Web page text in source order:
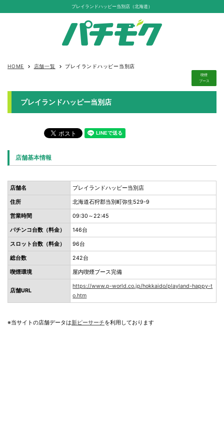
プレイランドハッピー当別店（北海道）
HOME keyboard_arrow_right 店舗一覧 keyboard_arrow_right プレイランドハッピー当別店
喫煙
ブース
プレイランドハッピー当別店
店舗基本情報
店舗名 プレイランドハッピー当別店
住所 北海道石狩郡当別町弥生529-9
営業時間 09:30～22:45
パチンコ台数（料金） 146台
スロット台数（料金） 96台
総台数 242台
喫煙環境 屋内喫煙ブース完備
店舗URL
https://www.p-world.co.jp/hokkaido/playland-happy-t
o.htm
※当サイトの店舗データは新ピーサーチを利用しております